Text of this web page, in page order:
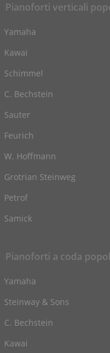
Pianoforti verticali
Yamaha
Kawai
Schimmel
C. Bechstein
Sauter
Feurich
W. Hoffmann
Grotrian Steinweg
Petrof
Samick
Pianoforti a coda
Yamaha
Steinway & Sons
C. Bechstein
Kawai